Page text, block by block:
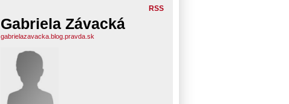
RSS
Gabriela Závacká
gabrielazavacka.blog.pravda.sk